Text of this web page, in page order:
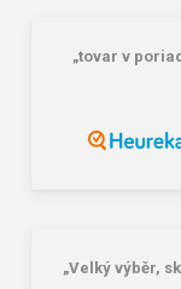
Batoh Travelite Basics
„tovar v
„Velký výběr,